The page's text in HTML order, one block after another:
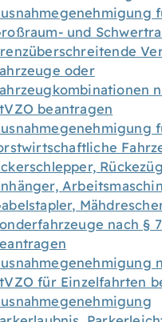
und
oder
beantragen
nach §
für Einzelfahrten